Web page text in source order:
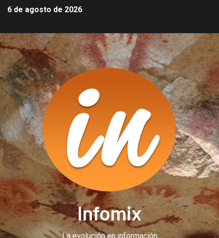
6 de agosto de 2026
Infomix
La evolución en información